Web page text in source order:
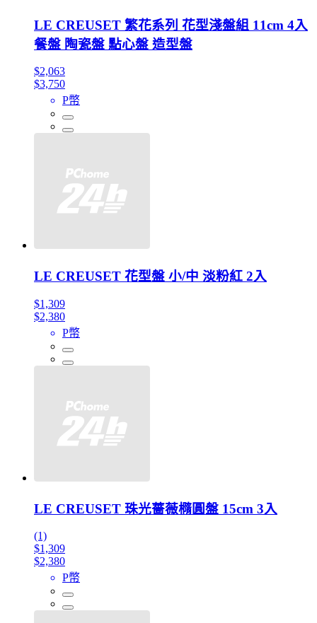
LE CREUSET 繁花系列 花型淺盤組 11cm 4入
餐盤 陶瓷盤 點心盤 造型盤
$2,063
$3,750
P幣
LE CREUSET 花型盤 小/中 淡粉紅 2入
$1,309
$2,380
P幣
LE CREUSET 珠光薔薇橢圓盤 15cm 3入
(1)
$1,309
$2,380
P幣